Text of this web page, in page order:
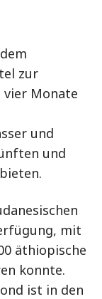
zur
vier Monate
und
und
mit
äthiopische
konnte.
ist in den